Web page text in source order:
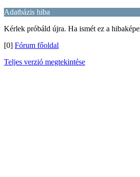
Adatbázis hiba
Kérlek próbáld újra. Ha ismét ez a
[0] Fórum főoldal
Teljes verzió megtekintése